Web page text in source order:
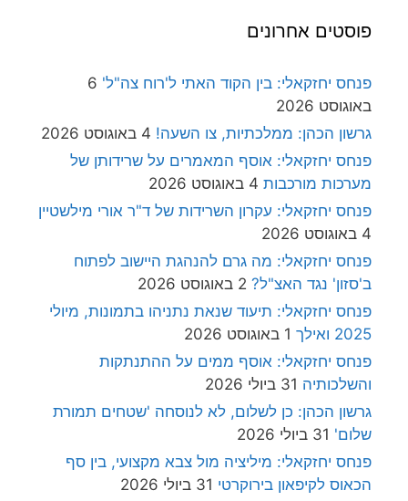
פוסטים אחרונים
פנחס יחזקאלי: בין הקוד האתי ל'רוח צה"ל' 6
באוגוסט 2026
גרשון הכהן: ממלכתיות, צו השעה! 4 באוגוסט 2026
פנחס יחזקאלי: אוסף המאמרים על שרידותן של
מערכות מורכבות 4 באוגוסט 2026
פנחס יחזקאלי: עקרון השרידות של ד"ר אורי מילשטיין
4 באוגוסט 2026
פנחס יחזקאלי: מה גרם להנהגת היישוב לפתוח
ב'סזון' נגד האצ"ל? 2 באוגוסט 2026
פנחס יחזקאלי: תיעוד שנאת נתניהו בתמונות, מיולי
2025 ואילך
1 באוגוסט 2026
פנחס יחזקאלי: אוסף ממים על ההתנתקות
והשלכותיה 31 ביולי 2026
גרשון הכהן: כן לשלום, לא לנוסחה 'שטחים תמורת
שלום' 31 ביולי 2026
פנחס יחזקאלי: מיליציה מול צבא מקצועי, בין סף
הכאוס לקיפאון בירוקרטי 31 ביולי 2026